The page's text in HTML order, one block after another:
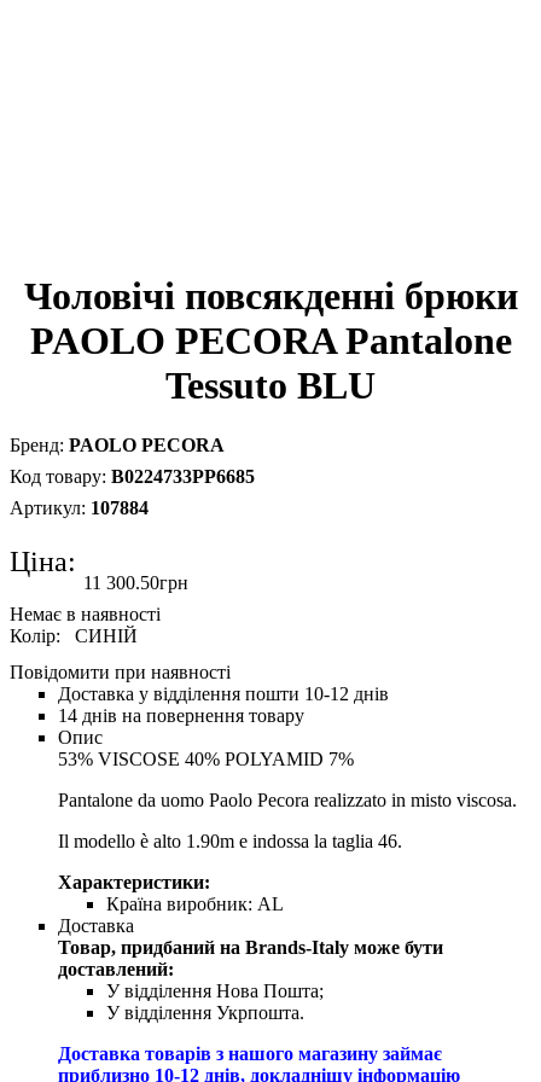
Чоловічі повсякденні брюки
PAOLO PECORA Pantalone
Tessuto BLU
PAOLO PECORA
B0224733PP6685
107884
Ціна:
11 300.50грн
Колір:
СИНІЙ
Повідомити при наявності
Доставка у відділення пошти 10-12 днів
14 днів на повернення товару
Опис
53% VISCOSE 40% POLYAMID 7%
Pantalone da uomo Paolo Pecora realizzato in misto viscosa.
Il modello è alto 1.90m e indossa la taglia 46.
Характеристики:
Країна виробник: AL
Доставка
Товар, придбаний на Brands-Italy може бути
доставлений:
У відділення Нова Пошта;
У відділення Укрпошта.
Доставка товарів з нашого магазину займає
приблизно 10-12 днів, докладнішу інформацію